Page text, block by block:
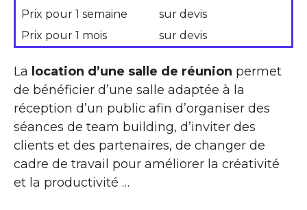
Prix pour 1 semaine
sur devis
Prix pour 1 mois
sur devis
La location d’une salle de réunion permet
de bénéficier d’une salle adaptée à la
réception d’un public afin d’organiser des
séances de team building, d’inviter des
clients et des partenaires, de changer de
cadre de travail pour améliorer la créativité
et la productivité …